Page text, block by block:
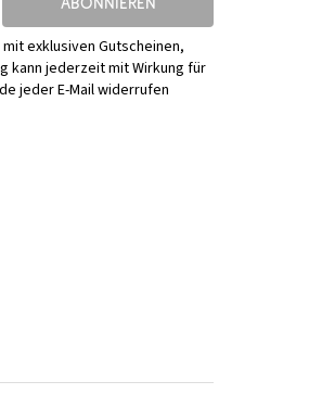
exklusiven Gutscheinen,
kann jederzeit mit Wirkung für
jeder E-Mail widerrufen